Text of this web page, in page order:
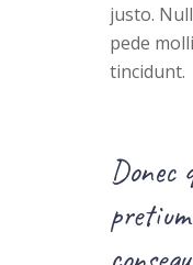
justo.
pede
tincidunt.
Donec